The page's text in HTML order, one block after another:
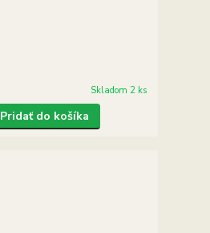
Skladom 2 ks
Pridať do košíka